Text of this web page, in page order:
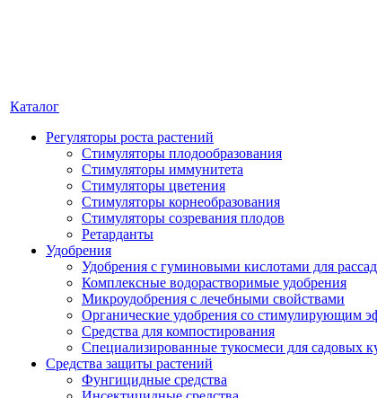
Каталог
Регуляторы роста растений
Стимуляторы плодообразования
Стимуляторы иммунитета
Стимуляторы цветения
Стимуляторы корнеобразования
Стимуляторы созревания плодов
Ретарданты
Удобрения
Удобрения с гуминовыми кислотами для
Комплексные водорастворимые удобрения
Микроудобрения с лечебными свойствами
Органические удобрения со стимулирующим
Средства для компостирования
Специализированные тукосмеси для садовых
Средства защиты растений
Фунгицидные средства